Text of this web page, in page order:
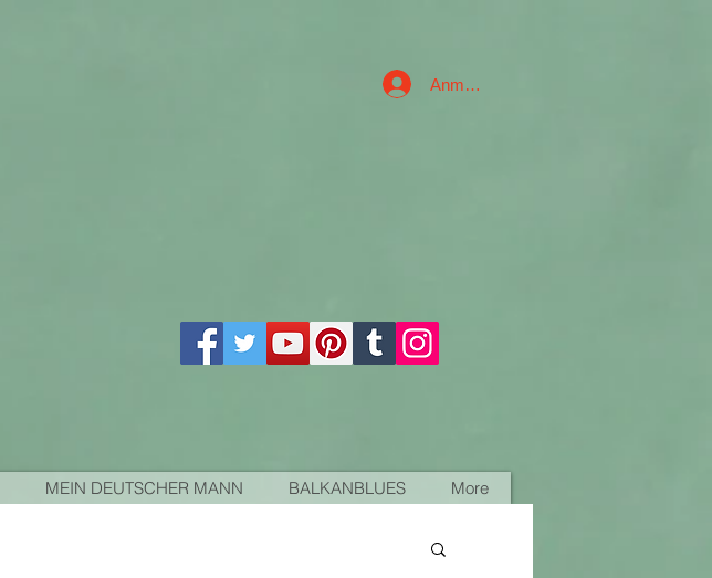
Anmelden
MEIN DEUTSCHER MANN BALKANBLUES More